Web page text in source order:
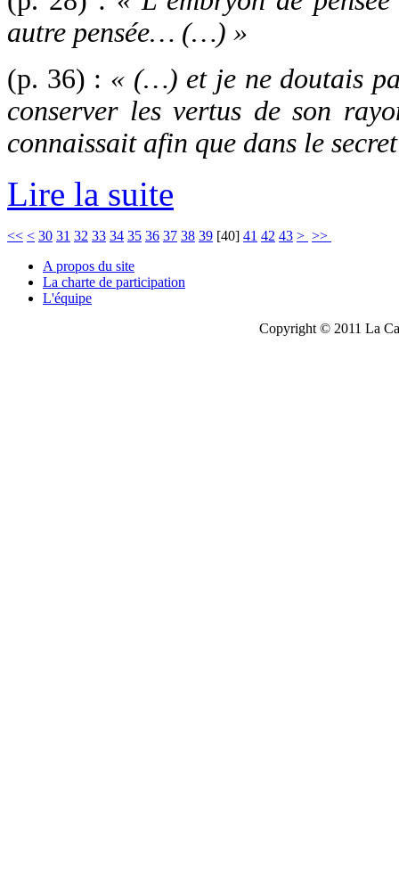
autre pensée… (…) »
(p. 36) : « (…) et je ne doutais
conserver les vertus de son
connaissait afin que dans le
Lire la suite
<< < 30 31 32 33 34 35 36 37 38 39 [40] 41 42 43 > >>
A propos du site
La charte de participation
L'équipe
Copyright © 2011 La